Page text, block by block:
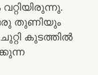
തുണിയും
കുടത്തിൽ